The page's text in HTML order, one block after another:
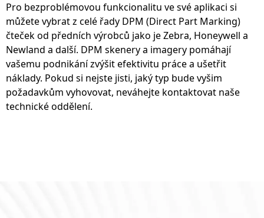
Pro bezproblémovou funkcionalitu ve své aplikaci si
můžete vybrat z celé řady DPM (Direct Part Marking)
čteček od předních výrobců jako je Zebra, Honeywell a
Newland a další. DPM skenery a imagery pomáhají
vašemu podnikání zvýšit efektivitu práce a ušetřit
náklady. Pokud si nejste jisti, jaký typ bude vyšim
požadavkům vyhovovat, neváhejte kontaktovat naše
technické oddělení.